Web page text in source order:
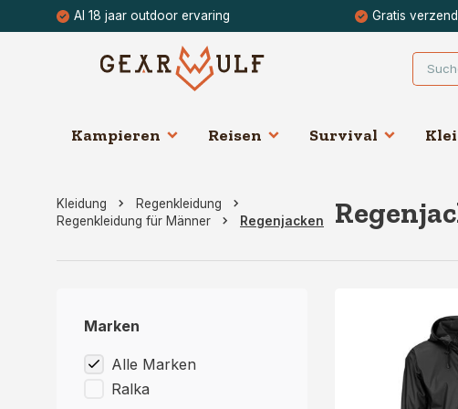
Al 18 jaar outdoor ervaring Gratis
Kampieren Reisen Survival
Kleidung
Regenkleidung
Regenkleidung für Männer
Regenjacken
Marken
Alle Marken
Ralka